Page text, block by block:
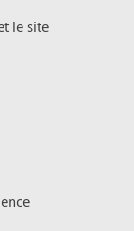
le site